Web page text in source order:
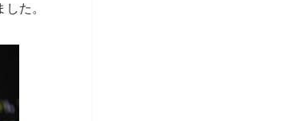
た。